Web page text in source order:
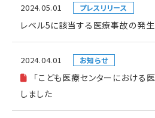
2024.05.01 プレスリリース
レベル5に該当する医療事故の発
2024.04.01 お知らせ
「こども医療センターにおける
しました